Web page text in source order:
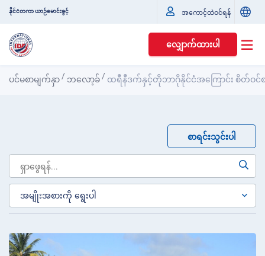
နိုင်ငံတကာ ယာဉ်မောင်းခွင့် အကောင့်ထဲဝင်ရန်
လျှောက်ထားပါ
ပင်မစာမျက်နှာ / ဘလော့ခ် / ထရီနီဒက်နှင့်တိုဘာဂိုနိုင်ငံအကြောင်း စိတ်ဝင်
စာရင်းသွင်းပါ